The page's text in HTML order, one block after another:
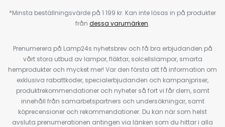
*Minsta beställningsvärde på 1 199 kr. Kan inte lösas in på produkter
från dessa varumärken.
Prenumerera på Lamp24s nyhetsbrev och få bra erbjudanden på
vårt stora utbud av lampor, fläktar, solcellslampor, smarta
hemprodukter och mycket mer! Var den första att få information om
exklusiva rabattkoder, specialerbjudanden och kampanjpriser,
produktrekommendationer och nyheter så fort vi får dem, samt
innehåll från samarbetspartners och undersökningar, samt
köprecensioner och rekommendationer. Du kan när som helst
avsluta prenumerationen antingen via länken som du hittar i alla